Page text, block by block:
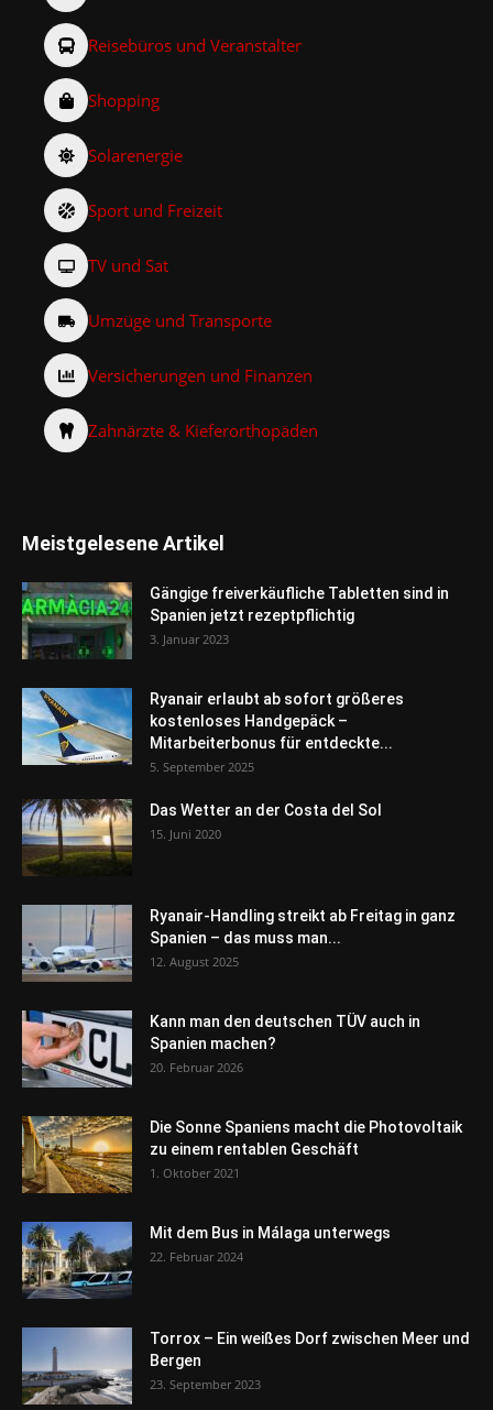
Reisebüros und Veranstalter
Shopping
Solarenergie
Sport und Freizeit
TV und Sat
Umzüge und Transporte
Versicherungen und Finanzen
Zahnärzte & Kieferorthopäden
Meistgelesene Artikel
Gängige freiverkäufliche Tabletten sind in
Spanien jetzt rezeptpflichtig
3. Januar 2023
Ryanair erlaubt ab sofort größeres
kostenloses Handgepäck –
Mitarbeiterbonus für entdeckte...
5. September 2025
Das Wetter an der Costa del Sol
15. Juni 2020
Ryanair-Handling streikt ab Freitag in ganz
Spanien – das muss man...
12. August 2025
Kann man den deutschen TÜV auch in
Spanien machen?
20. Februar 2026
Die Sonne Spaniens macht die Photovoltaik
zu einem rentablen Geschäft
1. Oktober 2021
Mit dem Bus in Málaga unterwegs
22. Februar 2024
Torrox – Ein weißes Dorf zwischen Meer und
Bergen
23. September 2023